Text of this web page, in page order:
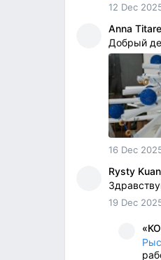
12 Dec
Anna
Добрый
16 Dec
Rysty
19 Dec